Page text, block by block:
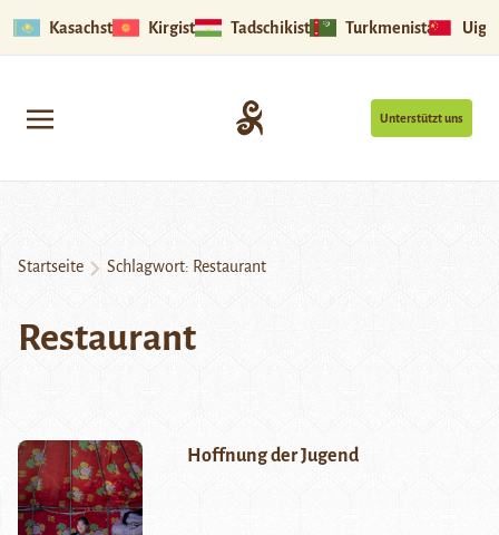
Kasachstan Kirgistan Tadschikistan Turkmenistan
Unterstützt uns
Startseite Schlagwort: Restaurant
Restaurant
Hoffnung der Jugend